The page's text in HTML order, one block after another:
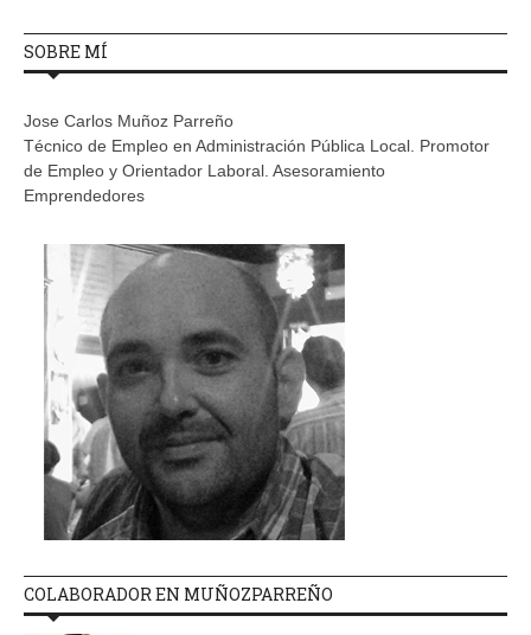
SOBRE MÍ
Jose Carlos Muñoz Parreño
Técnico de Empleo en Administración Pública Local. Promotor
de Empleo y Orientador Laboral. Asesoramiento
Emprendedores
COLABORADOR EN MUÑOZPARREÑO